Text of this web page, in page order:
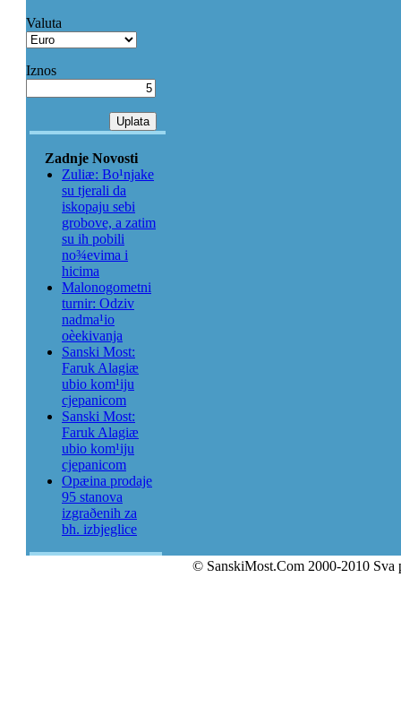
Valuta
Iznos
Zadnje Novosti
Zuliæ: Bo¹njake
su tjerali da
iskopaju sebi
grobove, a zatim
su ih pobili
no¾evima i
hicima
Malonogometni
turnir: Odziv
nadma¹io
oèekivanja
Sanski Most:
Faruk Alagiæ
ubio kom¹iju
cjepanicom
Sanski Most:
Faruk Alagiæ
ubio kom¹iju
cjepanicom
Opæina prodaje
95 stanova
izgraðenih za
bh. izbjeglice
© SanskiMost.Com 2000-2010